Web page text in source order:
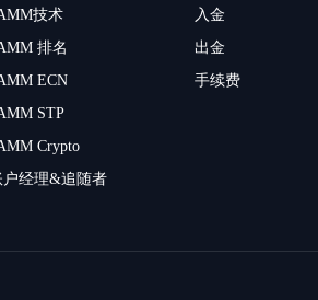
技术
排名
ECN
STP
Crypto
户经理&追随者
入金
出金
手续费